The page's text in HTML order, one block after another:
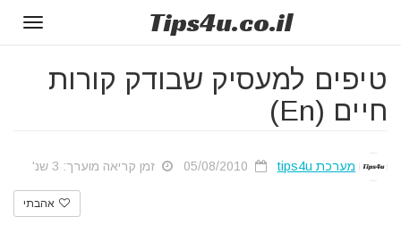
Tips4u.co.il
טיפים למעסיק שבודק קורות
חיים (En)
מערכת tips4u זמן קריאה מוערך: 3 שנ'
אהבתי